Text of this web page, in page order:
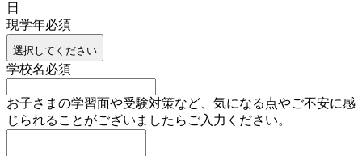
日
現学年必須
選択してください
学校名必須
お子さまの学習面や受験対策など、気になる点やご不安に感
じられることがございましたらご入力ください。